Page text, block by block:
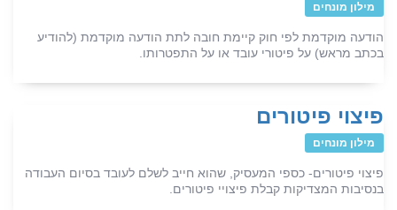
מילון מונחים
הודעה מוקדמת לפי חוק קיימת חובה לתת הודעה מוקדמת (להודיע
בכתב מראש) על פיטורי עובד או על התפטרותו.
פיצוי פיטורים
מילון מונחים
פיצוי פיטורים- כספי המעסיק, שהוא חייב לשלם לעובד בסיום העבודה
בנסיבות המצדיקות קבלת פיצויי פיטורים.